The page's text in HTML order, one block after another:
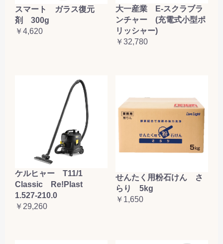
スマート ガラス復元
剤 300g
￥4,620
大一産業 E-スクラブラ
ンチャー (充電式小型ポ
リッシャー)
￥32,780
ケルヒャー T11/1
Classic Re!Plast
1.527-210.0
￥29,260
せんたく用粉石けん さ
らり 5kg
￥1,650